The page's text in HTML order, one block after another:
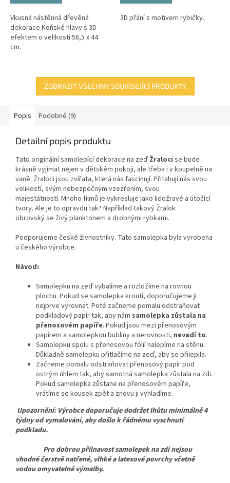
Vkusná nástěnná dřevěná
dekorace Koňské hlavy s 3D
efektem o velikosti 58,5 x 44
cm.
3D přání s motivem rybičky.
ZOBRAZIT VŠECHNY SOUVISEJÍCÍ PRODUKTY
Popis Podobné (9)
Detailní popis produktu
Tato originální samolepící dekorace na zeď Žraloci se bude
krásně vyjímat nejen v dětském pokoji, ale třeba i v koupelně na
vaně. Žraloci jsou zvířata, která nás fascinují. Přitahují nás svou
velikostí, svým nebezpečným vzezřením, svou
majestátností. Mnoho filmů je vykresluje jako lidožravé a útočící
tvory. Ale je to opravdu tak? Například takový Žralok
obrovský se živý planktonem a drobnými rybkami.
Podporujeme české živnostníky. Tato samolepka byla vyrobena
u českého výrobce.
Návod:
Samolepku na zeď vybalíme a rozložíme na rovnou
plochu. Pokud se samolepka kroutí, doporučujeme ji
nejprve vyrovnat. Poté začneme pomalu odstraňovat
podkladový papír tak, aby nám samolepka zůstala na
přenosovém papíře. Pokud jsou mezi přenosovým
papírem a samolepkou bubliny a nerovnosti, nevadí to.
Samolepku spolu s přenosovou fólií nalepíme na stěnu.
Důkladně samolepku přitlačíme na zeď, aby se přilepila.
Začneme pomalu odstraňovat přenosový papír pod
ostrým úhlem tak, aby samotná samolepka zůstala na zdi.
Pokud samolepka zůstane na přenosovém papíře,
vrátíme se kousek zpět a znovu ji vyhladíme.
Upozornění: Výrobce doporučuje dodržet lhůtu minimálně 4
týdny od vymalování, aby došlo k řádnému vyschnutí
podkladu.
Pro dobrou přilnavost samolepek na zdi nejsou
vhodné čerstvě natřené, vlhké a latexové povrchy včetně
vodou omyvatelné výmalby.